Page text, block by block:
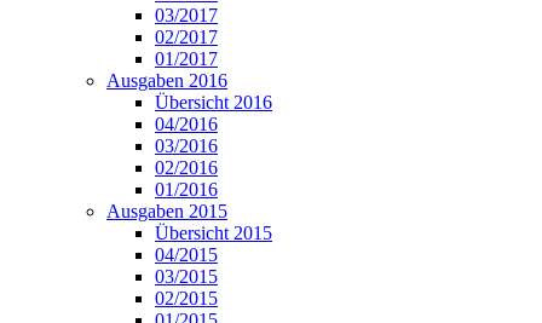
03/2017
02/2017
01/2017
Ausgaben 2016
Übersicht 2016
04/2016
03/2016
02/2016
01/2016
Ausgaben 2015
Übersicht 2015
04/2015
03/2015
02/2015